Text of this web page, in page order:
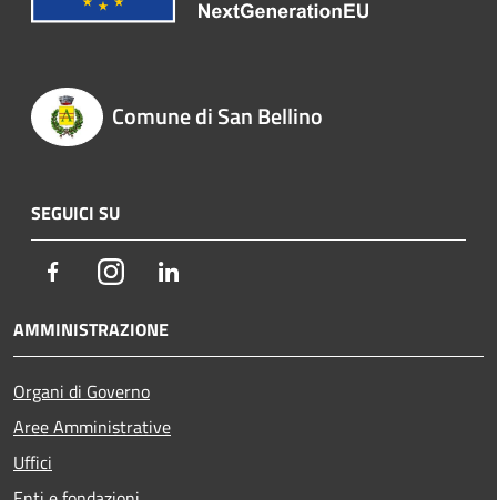
Comune di San Bellino
SEGUICI SU
FacebookInstagram
AMMINISTRAZIONE
Organi di Governo
Aree Amministrative
Uffici